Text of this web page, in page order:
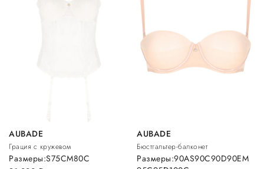
AUBADE
Грация с кружевом
Размеры:S75CM80C
AUBADE
Бюстгальтер-балконет
Размеры:90AS90C90D90EM